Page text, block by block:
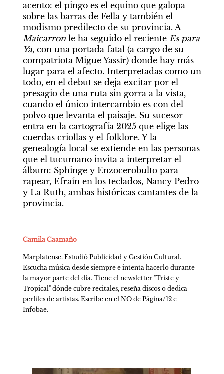
acento: el pingo es el equino que galopa
sobre las barras de Fella y también el
modismo predilecto de su provincia. A
Maicarron le ha seguido el reciente Es para
Ya, con una portada fatal (a cargo de su
compatriota Migue Yassir) donde hay más
lugar para el afecto. Interpretadas como un
todo, en el debut se deja excitar por el
presagio de una ruta sin gorra a la vista,
cuando el único intercambio es con del
polvo que levanta el paisaje. Su sucesor
entra en la cartografía 2025 que elige las
cuerdas criollas y el folklore. Y la
genealogía local se extiende en las personas
que el tucumano invita a interpretar el
álbum: Sphinge y Enzocerobulto para
rapear, Efraín en los teclados, Nancy Pedro
y La Ruth, ambas históricas cantantes de la
provincia.
---
Camila Caamaño
Marplatense. Estudió Publicidad y Gestión Cultural.
Escucha música desde siempre e intenta hacerlo durante
la mayor parte del día. Tiene el newsletter "Triste y
Tropical" dónde cubre recitales, reseña discos o dedica
perfiles de artistas. Escribe en el NO de Página/12 e
Infobae.